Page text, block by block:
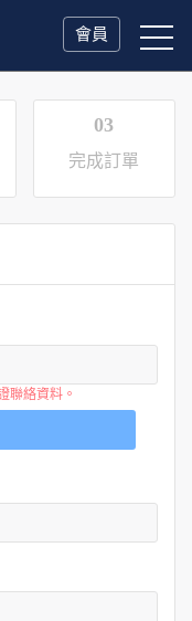
會員
03
完成訂單
聯絡資料。